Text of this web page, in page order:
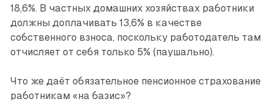
18,6%. В частных домашних хозяйствах ­работники
должны доплачивать 13,6% в качестве
собственного взноса, поскольку работодатель там
отчисляет от себя только 5% (паушально).
Что же даёт обязательное пенсионное страхование
работникам «на базис»?